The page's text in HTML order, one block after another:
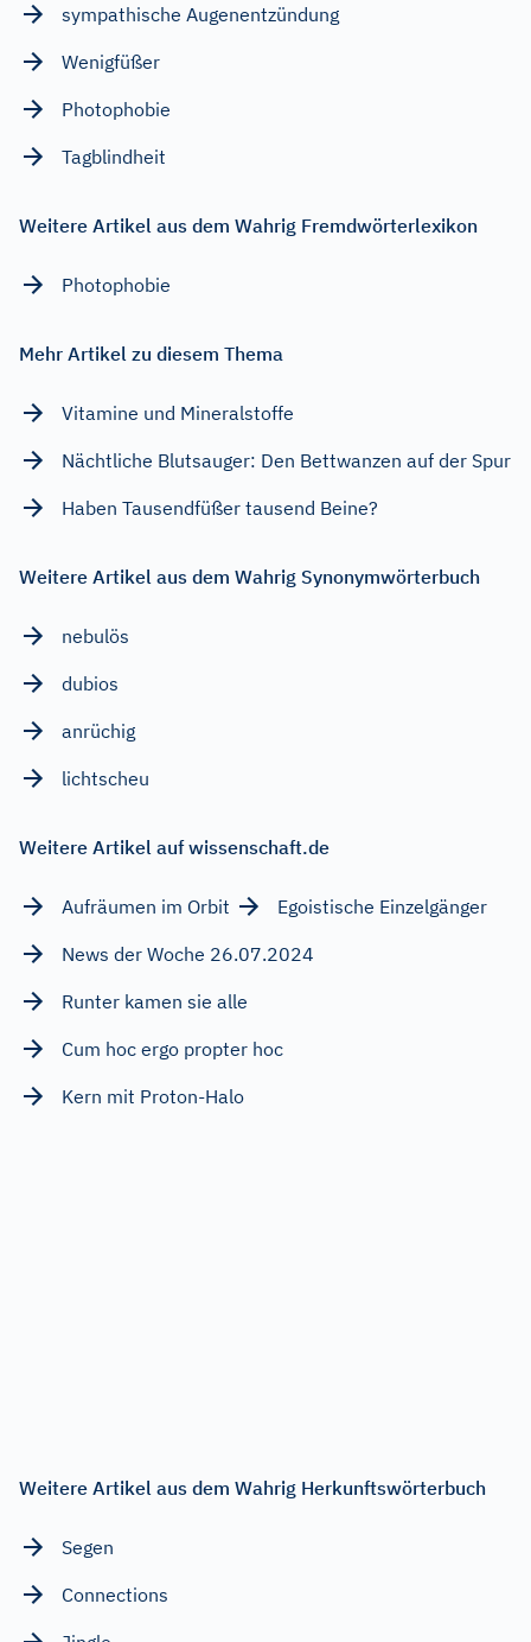
sympathische Augenentzündung
Wenigfüßer
Photophobie
Tagblindheit
Weitere Artikel aus dem Wahrig Fremdwörterlexikon
Photophobie
Mehr Artikel zu diesem Thema
Vitamine und Mineralstoffe
Nächtliche Blutsauger: Den Bettwanzen auf der Spur
Haben Tausendfüßer tausend Beine?
Weitere Artikel aus dem Wahrig Synonymwörterbuch
nebulös
dubios
anrüchig
lichtscheu
Weitere Artikel auf wissenschaft.de
Aufräumen im Orbit
Egoistische Einzelgänger
News der Woche 26.07.2024
Runter kamen sie alle
Cum hoc ergo propter hoc
Kern mit Proton-Halo
Weitere Artikel aus dem Wahrig Herkunftswörterbuch
Segen
Connections